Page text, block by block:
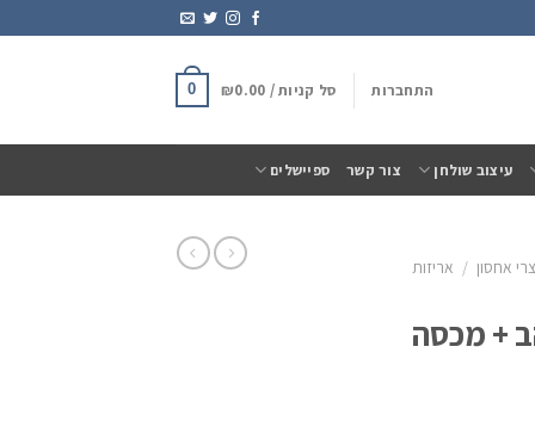
התחברות סל קניות / ₪0.00
0
עיצוב שולחן צור קשר ספיישלים
אחסון / אריזות
+ מכסה